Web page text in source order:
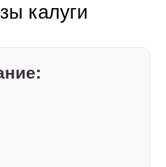
калуги